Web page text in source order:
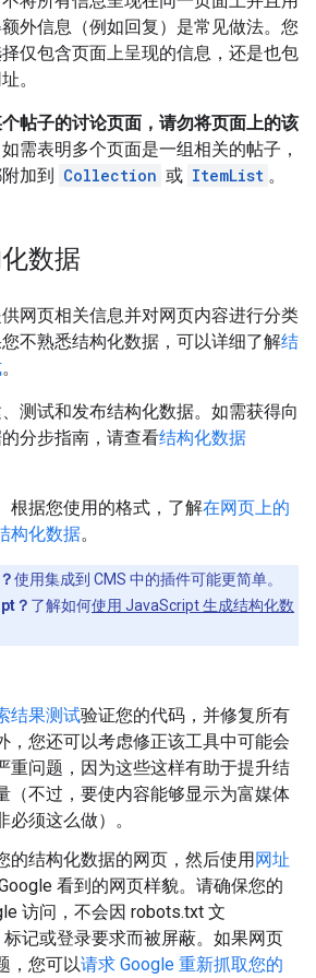
外信息（例如回复）是常见做法。您
仅包含页面上呈现的信息，还是也包
。
帖子的讨论页面，请勿将页面上的该
需表明多个页面是一组相关的帖子，
加到 Collection 或 ItemList 。
数据
网页相关信息并对网页内容进行分类
不熟悉结构化数据，可以详细了解结
。
测试和发布结构化数据。如需获得向
分步指南，请查看结构化数据
根据您使用的格式，了解在网页上的
构化数据。
使用集成到 CMS 中的插件可能更简单。
？ 了解如何使用 JavaScript 生成结构化数
结果测试验证您的代码，并修复所有
，您还可以考虑修正该工具中可能会
重问题，因为这些这样有助于提升结
（不过，要使内容能够显示为富媒体
须这么做）。
的结构化数据的网页，然后使用网址
看到的网页样貌。请确保您的
访问，不会因 robots.txt 文
标记或登录要求而被屏蔽。如果网页
，您可以请求 Google 重新抓取您的